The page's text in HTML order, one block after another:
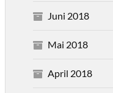
Juni 2018
Mai 2018
April 2018